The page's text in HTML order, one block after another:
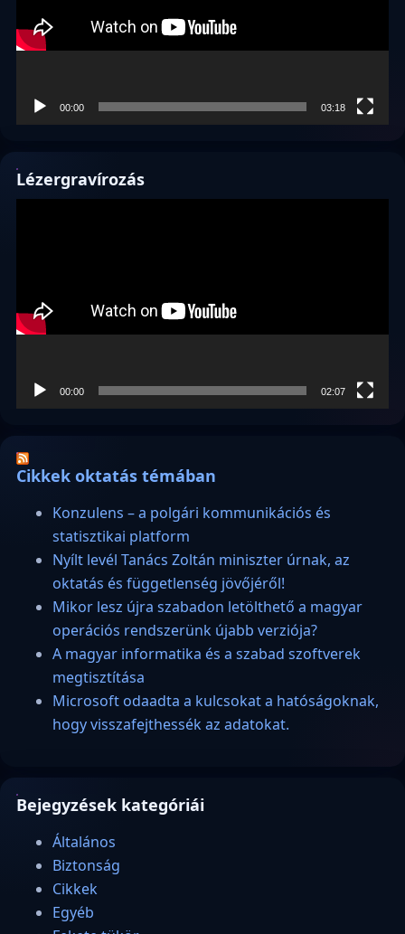
00:00 03:18
Lézergravírozás
00:00 02:07
Cikkek oktatás témában
Konzulens – a polgári kommunikációs és
statisztikai platform
Nyílt levél Tanács Zoltán miniszter úrnak, az
oktatás és függetlenség jövőjéről!
Mikor lesz újra szabadon letölthető a magyar
operációs rendszerünk újabb verziója?
A magyar informatika és a szabad szoftverek
megtisztítása
Microsoft odaadta a kulcsokat a hatóságoknak,
hogy visszafejthessék az adatokat.
Bejegyzések kategóriái
Általános
Biztonság
Cikkek
Egyéb